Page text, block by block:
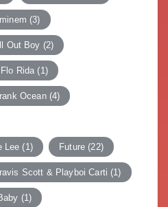
(3)
Out Boy (2)
Flo Rida (1)
Ocean(4)
Lee (1) Future (22)
Scott & Playboi Carti (1)
(1)